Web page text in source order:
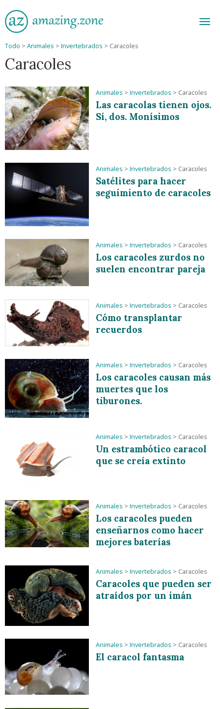
Todo > Animales > Invertebrados > Caracoles
Caracoles
Animales > Invertebrados > Caracoles
Las caracolas tienen ojos.
Sí, dos. Monísimos
Animales > Invertebrados > Caracoles
Satélites para hacer
seguimiento de caracoles
Animales > Invertebrados > Caracoles
Los caracoles zurdos no
suelen encontrar pareja
Animales > Invertebrados > Caracoles
Cómo transplantar
recuerdos
Animales > Invertebrados > Caracoles
Los caracoles causan más
muertes que los
tiburones.
Animales > Invertebrados > Caracoles
Un estrambótico caracol
que se creía extinto
Animales > Invertebrados > Caracoles
Los caracoles pueden
enseñarnos como hacer
mejores baterías
Animales > Invertebrados > Caracoles
Caracoles que pueden ser
atraídos por un imán
Animales > Invertebrados > Caracoles
El caracol fantasma